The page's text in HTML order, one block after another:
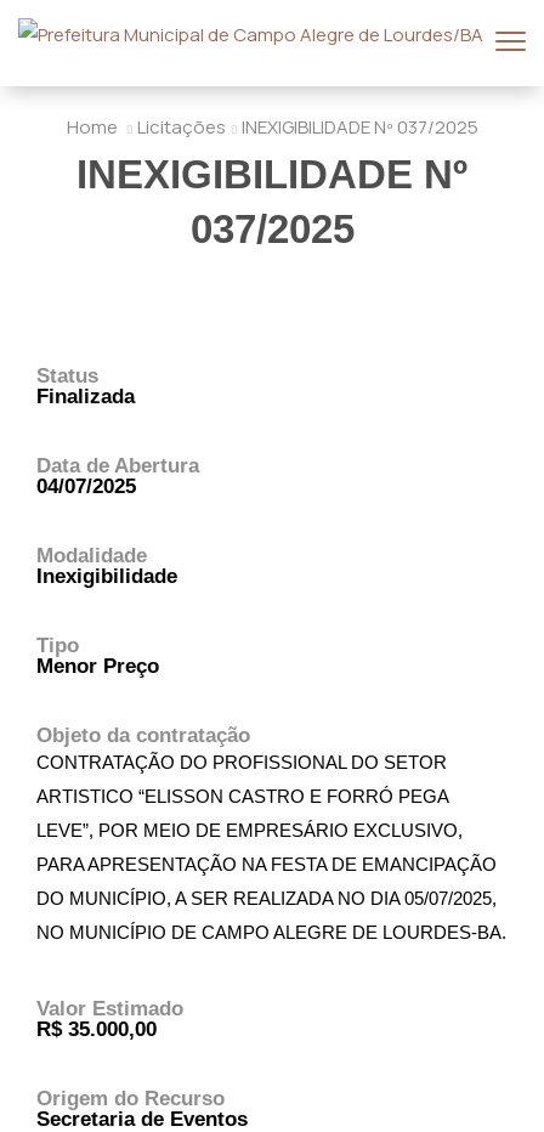
Home Licitações INEXIGIBILIDADE Nº 037/2025
INEXIGIBILIDADE Nº
037/2025
Status
Finalizada
Data de Abertura
04/07/2025
Modalidade
Inexigibilidade
Tipo
Menor Preço
Objeto da contratação
CONTRATAÇÃO DO PROFISSIONAL DO SETOR
ARTISTICO “ELISSON CASTRO E FORRÓ PEGA
LEVE”, POR MEIO DE EMPRESÁRIO EXCLUSIVO,
PARA APRESENTAÇÃO NA FESTA DE EMANCIPAÇÃO
DO MUNICÍPIO, A SER REALIZADA NO DIA 05/07/2025,
NO MUNICÍPIO DE CAMPO ALEGRE DE LOURDES-BA.
Valor Estimado
R$ 35.000,00
Origem do Recurso
Secretaria de Eventos